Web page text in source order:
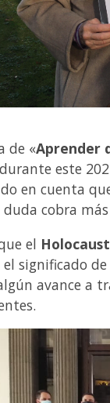
de «Aprender
este
en cuenta
cobra
el
el significado
avance a